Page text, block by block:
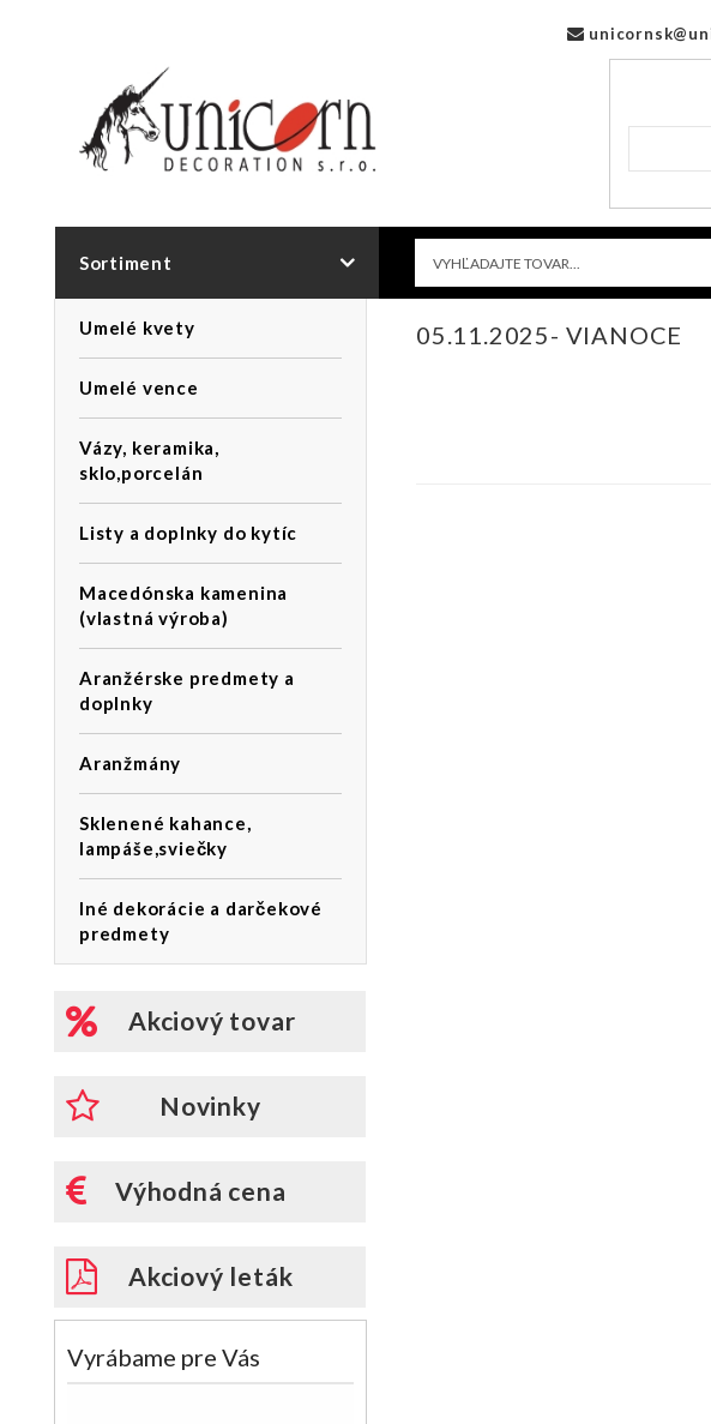
Sortiment
Umelé kvety
Umelé vence
Vázy, keramika,
sklo,porcelán
Listy a doplnky do kytíc
Macedónska kamenina
(vlastná výroba)
Aranžérske predmety a
doplnky
Aranžmány
Sklenené kahance,
lampáše,sviečky
Iné dekorácie a darčekové
predmety
Akciový tovar
Novinky
Výhodná cena
Akciový leták
Vyrábame pre Vás
05.11.2025- VIANOCE